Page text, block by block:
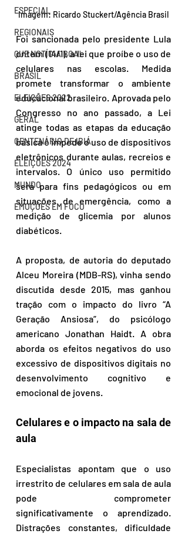
ESPECIAL
REGIONAIS
QUE NOTÍCIA BOA!
BRASIL
ELEIÇÕES 2022
GERAL
CENTENÁRIO DE IBIÁ
ELEIÇÕES 2024
MUNDO
EMOÇÕES EM FOCO
Imagem: Ricardo Stuckert/Agência Brasil
Foi sancionada pelo presidente Lula
ontem (14/1), a lei que proíbe o uso de
celulares nas escolas. Medida
promete transformar o ambiente
educacional brasileiro. Aprovada pelo
Congresso no ano passado, a Lei
atinge todas as etapas da educação
básica e impede o uso de dispositivos
eletrônicos durante aulas, recreios e
intervalos. O único uso permitido
será para fins pedagógicos ou em
situações de emergência, como a
medição de glicemia por alunos
diabéticos.
A proposta, de autoria do deputado
Alceu Moreira (MDB-RS), vinha sendo
discutida desde 2015, mas ganhou
tração com o impacto do livro “A
Geração Ansiosa”, do psicólogo
americano Jonathan Haidt. A obra
aborda os efeitos negativos do uso
excessivo de dispositivos digitais no
desenvolvimento cognitivo e
emocional de jovens.
Celulares e o impacto na sala de
aula
Especialistas apontam que o uso
irrestrito de celulares em sala de aula
pode comprometer
significativamente o aprendizado.
Distrações constantes, dificuldade